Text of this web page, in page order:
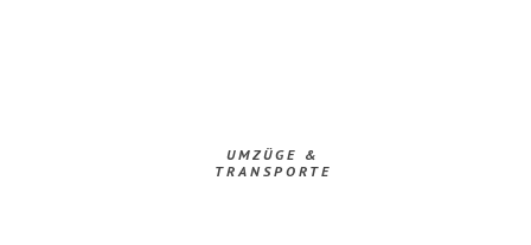
UMZÜGE &
TRANSPORTE